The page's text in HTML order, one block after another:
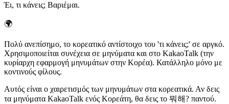
Έι, τι κάνεις; Βαριέμαι.
🌍
Πολύ ανεπίσημο, το κορεατικό αντίστοιχο του 'τι κάνεις;' σε αργκό.
Χρησιμοποιείται συνέχεια σε μηνύματα και στο KakaoTalk (την
κυρίαρχη εφαρμογή μηνυμάτων στην Κορέα). Κατάλληλο μόνο με
κοντινούς φίλους.
Αυτός είναι ο χαιρετισμός των μηνυμάτων στα κορεατικά. Αν δεις
τα μηνύματα KakaoTalk ενός Κορεάτη, θα δεις το 뭐해? παντού.